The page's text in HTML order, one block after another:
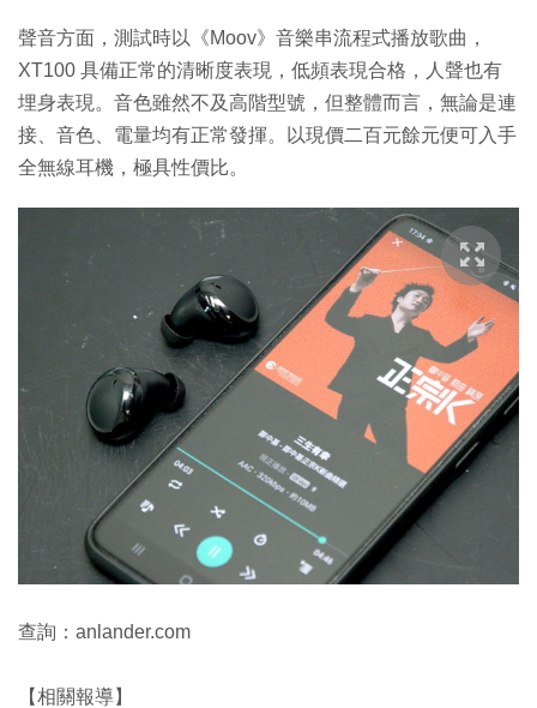
聲音方面，測試時以《Moov》音樂串流程式播放歌曲，
XT100 具備正常的清晰度表現，低頻表現合格，人聲也有
埋身表現。音色雖然不及高階型號，但整體而言，無論是連
接、音色、電量均有正常發揮。以現價二百元餘元便可入手
全無線耳機，極具性價比。
查詢：anlander.com
【相關報導】